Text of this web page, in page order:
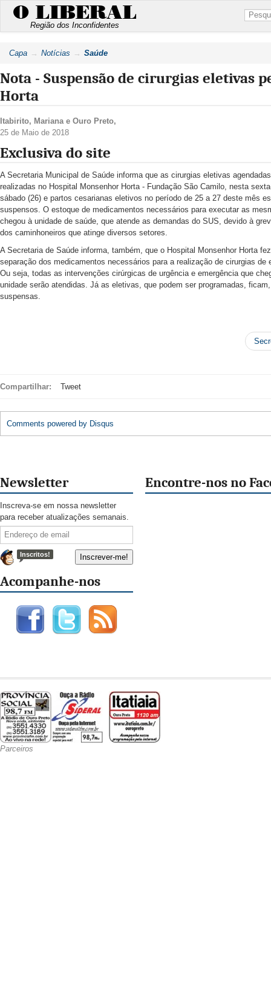
O LIBERAL
Região dos Inconfidentes
Capa Notícias Saúde
Nota - Suspensão de cirurgias eletivas
Horta
Itabirito, Marianae Ouro Preto,
25 de Maio de 2018
Exclusiva do site
A Secretaria Municipal de Saúde informa que as cirurgias eletivas
realizadas no Hospital Monsenhor Horta - Fundação São Camilo, nesta
sábado (26) e partos cesarianas eletivos no período de 25 a 27 deste mês
suspensos. O estoque de medicamentos necessários para executar as
chegou à unidade de saúde, que atende as demandas do SUS, devido à
dos caminhoneiros que atinge diversos setores.
A Secretaria de Saúde informa, também, que o Hospital Monsenhor Horta
separação dos medicamentos necessários para a realização de cirurgias de
Ou seja, todas as intervenções cirúrgicas de urgência e emergência que
unidade serão atendidas. Já as eletivas, que podem ser programadas,
suspensas.
Compartilhar: Tweet
Comments powered by Disqus
Newsletter
Inscreva-se em nossa newsletter
para receber atualizações semanais.
Inscritos!
Acompanhe-nos
Encontre-nos no
Parceiros